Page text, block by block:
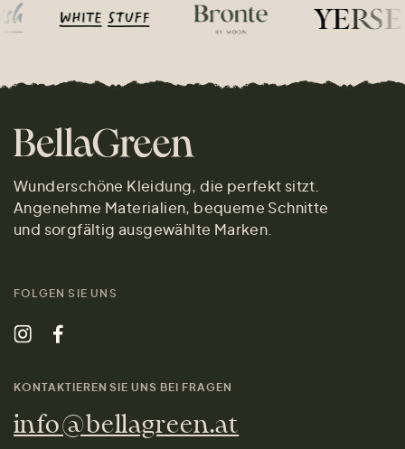
Wunderschöne Kleidung, die perfekt sitzt.
Angenehme Materialien, bequeme Schnitte
und sorgfältig ausgewählte Marken.
FOLGEN SIE UNS
KONTAKTIEREN SIE UNS BEI FRAGEN
info@bellagreen.at